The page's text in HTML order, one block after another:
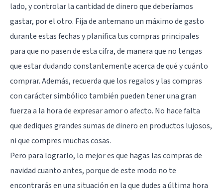
lado, y controlar la cantidad de dinero que deberíamos
gastar, por el otro. Fija de antemano un máximo de gasto
durante estas fechas y planifica tus compras principales
para que no pasen de esta cifra, de manera que no tengas
que estar dudando constantemente acerca de qué y cuánto
comprar. Además, recuerda que los regalos y las compras
con carácter simbólico también pueden tener una gran
fuerza a la hora de expresar amor o afecto. No hace falta
que dediques grandes sumas de dinero en productos lujosos,
ni que compres muchas cosas.
Pero para lograrlo, lo mejor es que hagas las compras de
navidad cuanto antes, porque de este modo no te
encontrarás en una situación en la que dudes a última hora